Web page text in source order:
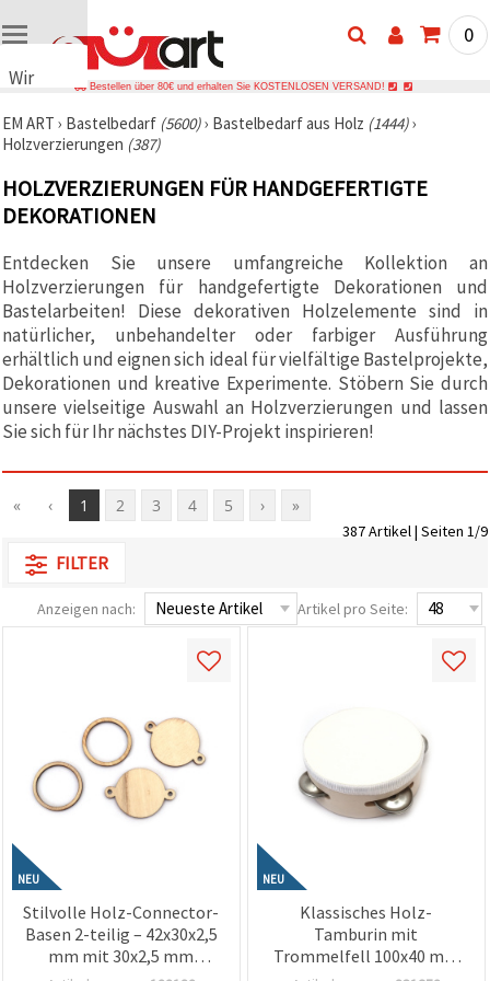
Wir
Cookies
🍪 Wir
Cookies
und
ähnliche
um das
ordnungsgemäße
Funktionieren
der Website
sicherzustellen,
Ihr
Nutzungserlebnis
zu
verbessern
und, mit
Ihrer
den
Datenverkehr
zu
analysieren
relevantere
Inhalte und
anzuzeigen,
auch mit
Sie können
Cookies
akzeptieren,
oder Ihre
Auswahl in
den
individuell
festlegen.
0
Bestellen über 80€ und erhalten Sie KOSTENLOSEN VERSAND!
EM ART › Bastelbedarf (5600)› Bastelbedarf aus Holz (1444)›
Holzverzierungen (387)
HOLZVERZIERUNGEN FÜR HANDGEFERTIGTE
DEKORATIONEN
Entdecken Sie unsere umfangreiche Kollektion an
Holzverzierungen für handgefertigte Dekorationen und
Bastelarbeiten! Diese dekorativen Holzelemente sind in
natürlicher, unbehandelter oder farbiger Ausführung
erhältlich und eignen sich ideal für vielfältige Bastelprojekte,
Dekorationen und kreative Experimente. Stöbern Sie durch
unsere vielseitige Auswahl an Holzverzierungen und lassen
Sie sich für Ihr nächstes DIY-Projekt inspirieren!
« ‹ 1 2 3 4 5 › »
387 Artikel | Seiten 1/9
FILTER
Anzeigen nach: Artikel pro Seite:
NEU
Stilvolle Holz-Connector-
Basen 2-teilig – 42x30x2,5
mm mit 30x2,5 mm
NEU
Klassisches Holz-
Tamburin mit
Trommelfell 100x40 mm